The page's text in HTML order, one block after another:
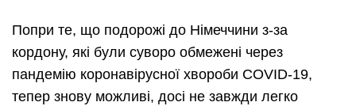
Попри те, що подорожі до Німеччини з-за
кордону, які були суворо обмежені через
пандемію коронавірусної хвороби COVID-19,
тепер знову можливі, досі не завжди легко